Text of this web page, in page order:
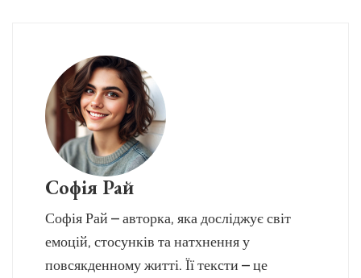
Софія Рай
Софія Рай – авторка, яка досліджує світ
емоцій, стосунків та натхнення у
повсякденному житті. Її тексти – це